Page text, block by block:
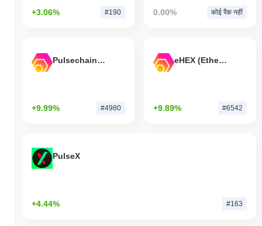
+3.06% #190 0.00% कोई रैंक नहीं
Pulsechain Bridged HEX (Pulsechain)
+9.99% #4980
eHEX (Ethereum)
+9.89% #6542
PulseX
+4.44% #163